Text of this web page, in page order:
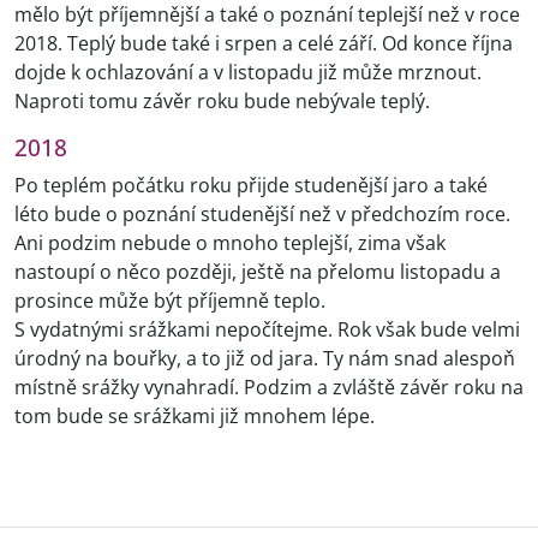
mělo být příjemnější a také o poznání teplejší než v roce
2018. Teplý bude také i srpen a celé září. Od konce října
dojde k ochlazování a v listopadu již může mrznout.
Naproti tomu závěr roku bude nebývale teplý.
2018
Po teplém počátku roku přijde studenější jaro a také
léto bude o poznání studenější než v předchozím roce.
Ani podzim nebude o mnoho teplejší, zima však
nastoupí o něco později, ještě na přelomu listopadu a
prosince může být příjemně teplo.
S vydatnými srážkami nepočítejme. Rok však bude velmi
úrodný na bouřky, a to již od jara. Ty nám snad alespoň
místně srážky vynahradí. Podzim a zvláště závěr roku na
tom bude se srážkami již mnohem lépe.